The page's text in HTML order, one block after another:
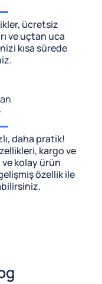
ücretsiz
ve uçtan uca
kısa sürede
daha pratik!
kargo ve
kolay ürün
özellik ile